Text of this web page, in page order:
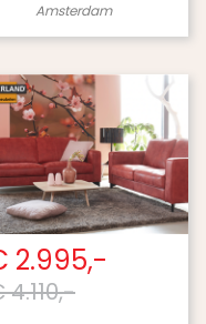
Amsterdam
2.995,-